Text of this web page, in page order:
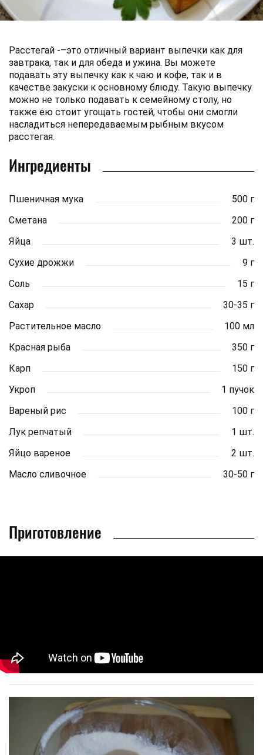
Расстегай -–это отличный вариант выпечки как для
завтрака, так и для обеда и ужина. Вы можете
подавать эту выпечку как к чаю и кофе, так и в
качестве закуски к основному блюду. Такую выпечку
можно не только подавать к семейному столу, но
также ею стоит угощать гостей, чтобы они смогли
насладиться непередаваемым рыбным вкусом
расстегая.
Ингредиенты
Пшеничная мука
500 г
Сметана
200 г
Яйца
3 шт.
Сухие дрожжи
9 г
Соль
15 г
Сахар
30-35 г
Растительное масло
100 мл
Красная рыба
350 г
Карп
150 г
Укроп
1 пучок
Вареный рис
100 г
Лук репчатый
1 шт.
Яйцо вареное
2 шт.
Масло сливочное
30-50 г
Приготовление